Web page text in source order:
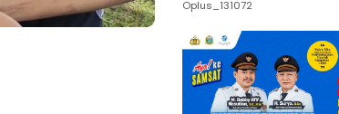
Oplus_131072